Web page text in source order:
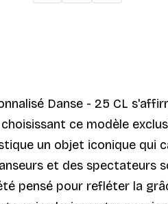
Danse - 25 CL
ce modèle
un objet iconique qui
et des spectateurs
pensé pour refléter la